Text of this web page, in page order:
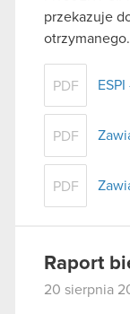
przekazuje
PDF
PDF
PDF
Raport
20 sierpnia